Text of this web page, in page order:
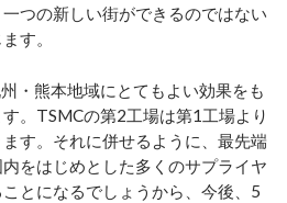
つの新しい街ができるのではない
す。
・熊本地域にとてもよい効果をも
。TSMCの第2工場は第1工場より
す。それに併せるように、最先端
をはじめとした多くのサプライヤ
とになるでしょうから、今後、5